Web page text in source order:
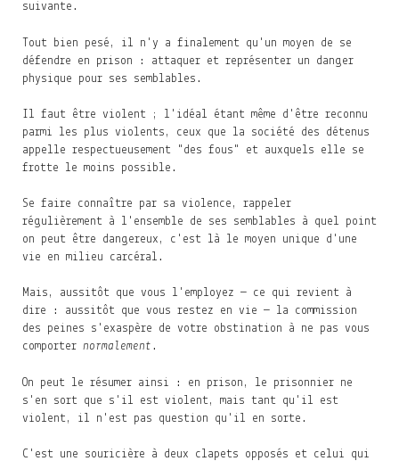
suivante.
Tout bien pesé, il n'y a finalement qu'un moyen de se
défendre en prison : attaquer et représenter un danger
physique pour ses semblables.
Il faut être violent ; l'idéal étant même d'être reconnu
parmi les plus violents, ceux que la société des détenus
appelle respectueusement "des fous" et auxquels elle se
frotte le moins possible.
Se faire connaître par sa violence, rappeler
régulièrement à l'ensemble de ses semblables à quel point
on peut être dangereux, c'est là le moyen unique d'une
vie en milieu carcéral.
Mais, aussitôt que vous l'employez — ce qui revient à
dire : aussitôt que vous restez en vie — la commission
des peines s'exaspère de votre obstination à ne pas vous
comporter normalement .
On peut le résumer ainsi : en prison, le prisonnier ne
s'en sort que s'il est violent, mais tant qu'il est
violent, il n'est pas question qu'il en sorte.
C'est une souricière à deux clapets opposés et celui qui